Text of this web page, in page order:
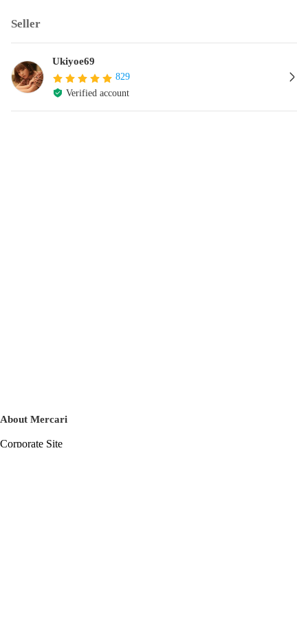
Seller
Ukiyoe69
829
Verified account
About Mercari
Corporate Site